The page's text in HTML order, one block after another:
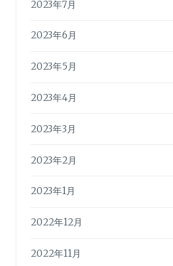
2023年7月
2023年6月
2023年5月
2023年4月
2023年3月
2023年2月
2023年1月
2022年12月
2022年11月